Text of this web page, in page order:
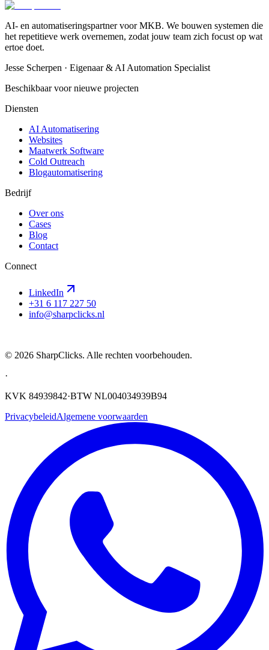
AI- en automatiseringspartner voor MKB. We bouwen systemen die
het repetitieve werk overnemen, zodat jouw team zich focust op wat
ertoe doet.
Jesse Scherpen · Eigenaar & AI Automation Specialist
Beschikbaar voor nieuwe projecten
Diensten
AI Automatisering
Websites
Maatwerk Software
Cold Outreach
Blogautomatisering
Bedrijf
Over ons
Cases
Blog
Contact
Connect
LinkedIn
+31 6 117 227 50
info@sharpclicks.nl
© 2026 SharpClicks. Alle rechten voorbehouden.
·
KVK 84939842·BTW NL004034939B94
PrivacybeleidAlgemene voorwaarden